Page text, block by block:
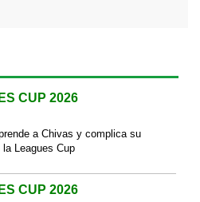
CUP 2026
a Chivas y complica su
Leagues Cup
CUP 2026